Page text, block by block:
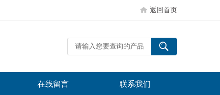
返回首页
在线留言 联系我们